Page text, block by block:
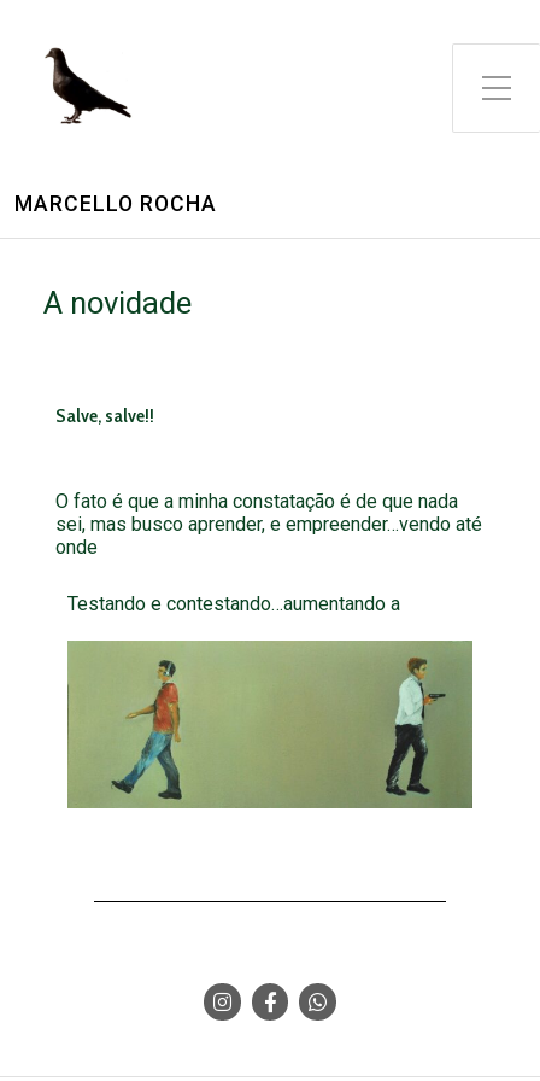
MARCELLO ROCHA
A novidade
Salve, salve!!
O fato é que a minha constatação é de que nada
sei, mas busco aprender, e empreender…vendo até
onde
Testando e contestando…aumentando a